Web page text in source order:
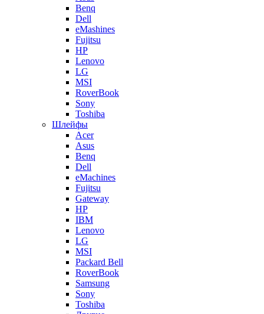
Benq
Dell
eMashines
Fujitsu
HP
Lenovo
LG
MSI
RoverBook
Sony
Toshiba
Шлейфы
Acer
Asus
Benq
Dell
eMachines
Fujitsu
Gateway
HP
IBM
Lenovo
LG
MSI
Packard Bell
RoverBook
Samsung
Sony
Toshiba